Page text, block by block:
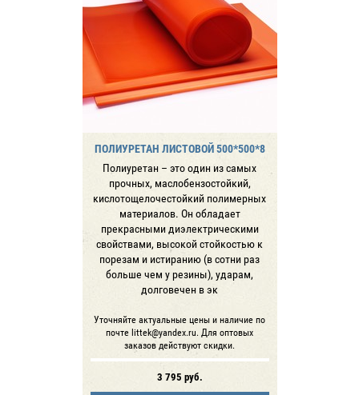
ПОЛИУРЕТАН ЛИСТОВОЙ 500*500*8
Полиуретан – это один из самых
прочных, маслобензостойкий,
кислотощелочестойкий полимерных
материалов. Он обладает
прекрасными диэлектрическими
свойствами, высокой стойкостью к
порезам и истиранию (в сотни раз
больше чем у резины), ударам,
долговечен в эк
Уточняйте актуальные цены и наличие по
почте littek@yandex.ru. Для оптовых
заказов действуют скидки.
3 795 руб.